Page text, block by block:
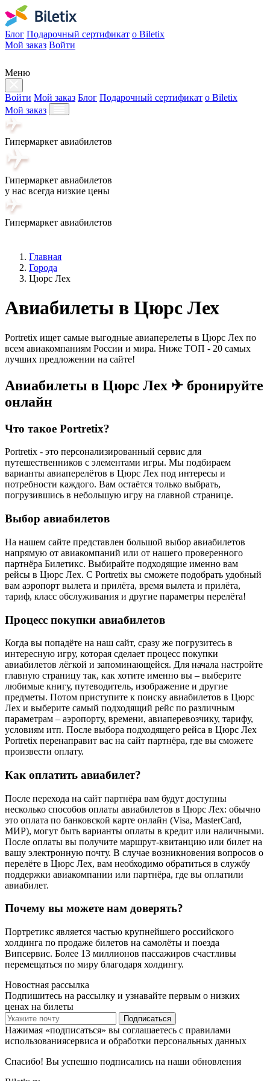
Блог Подарочный сертификат о Biletix
Мой заказ Войти
Меню
Войти Мой заказ Блог Подарочный сертификат о Biletix
Мой заказ
Гипермаркет авиабилетов
Гипермаркет авиабилетов
у нас всегда низкие цены
Гипермаркет авиабилетов
Главная
Города
Цюрс Лех
Авиабилеты в Цюрс Лех
Portretix ищет самые выгодные авиаперелеты в Цюрс Лех по
всем авиакомпаниям России и мира. Ниже ТОП - 20 самых
лучших предложении на сайте!
Авиабилеты в Цюрс Лех ✈ бронируйте
онлайн
Что такое Portretix?
Portretix - это персонализированный сервис для
путешественников с элементами игры. Мы подбираем
варианты авиаперелётов в Цюрс Лех под интересы и
потребности каждого. Вам остаётся только выбрать,
погрузившись в небольшую игру на главной странице.
Выбор авиабилетов
На нашем сайте представлен большой выбор авиабилетов
напрямую от авиакомпаний или от нашего проверенного
партнёра Билетикс. Выбирайте подходящие именно вам
рейсы в Цюрс Лех. С Portretix вы сможете подобрать удобный
вам аэропорт вылета и прилёта, время вылета и прилёта,
тариф, класс обслуживания и другие параметры перелёта!
Процесс покупки авиабилетов
Когда вы попадёте на наш сайт, сразу же погрузитесь в
интересную игру, которая сделает процесс покупки
авиабилетов лёгкой и запоминающейся. Для начала настройте
главную страницу так, как хотите именно вы – выберите
любимые книгу, путеводитель, изображение и другие
предметы. Потом приступите к поиску авиабилетов в Цюрс
Лех и выберите самый подходящий рейс по различным
параметрам – аэропорту, времени, авиаперевозчику, тарифу,
условиям итп. После выбора подходящего рейса в Цюрс Лех
Portretix перенаправит вас на сайт партнёра, где вы сможете
произвести оплату.
Как оплатить авиабилет?
После перехода на сайт партнёра вам будут доступны
несколько способов оплаты авиабилетов в Цюрс Лех: обычно
это оплата по банковской карте онлайн (Visa, MasterCard,
МИР), могут быть варианты оплаты в кредит или наличными.
После оплаты вы получите маршрут-квитанцию или билет на
вашу электронную почту. В случае возникновения вопросов о
перелёте в Цюрс Лех, вам необходимо обратиться в службу
поддержки авиакомпании или партнёра, где вы оплатили
авиабилет.
Почему вы можете нам доверять?
Портретикс является частью крупнейшего российского
холдинга по продаже билетов на самолёты и поезда
Випсервис. Более 13 миллионов пассажиров счастливы
перемещаться по миру благодаря холдингу.
Новостная рассылка
Подпишитесь на рассылку и узнавайте первым о низких
ценах на билеты
Подписаться
Нажимая «подписаться» вы соглашаетесь с правилами
использованиясервиса и обработки персональных данных
Спасибо! Вы успешно подписались на наши обновления